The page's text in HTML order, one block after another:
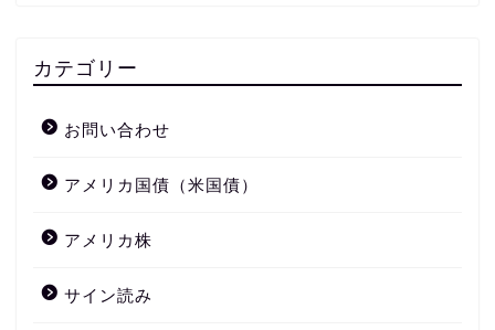
カテゴリー
お問い合わせ
アメリカ国債（米国債）
アメリカ株
サイン読み